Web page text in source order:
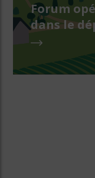
Forum
dans le